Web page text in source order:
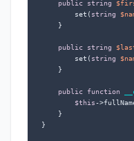
public string
        set(
string
    }
public string
        set(
string
    }
public function
$this-
    }
}